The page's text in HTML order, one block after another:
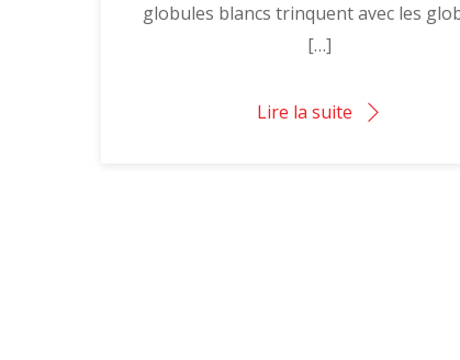
globules blancs trinquent avec les
[…]
Lire la suite